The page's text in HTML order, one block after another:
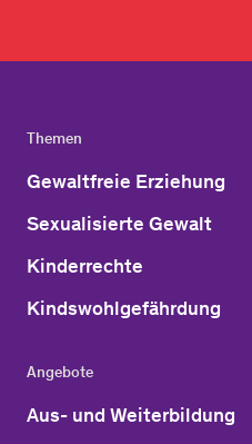
Themen
Gewaltfreie Erziehung
Sexualisierte Gewalt
Kinderrechte
Kindswohlgefährdung
Angebote
Aus- und Weiterbildung